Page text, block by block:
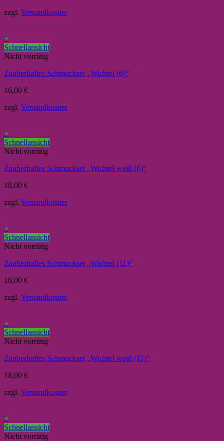
zzgl. Versandkosten
+
Schnellansicht
Nicht vorrätig
Zauberhaftes Schmuckset „Wichtel (6)“
16,00 €
zzgl. Versandkosten
+
Schnellansicht
Nicht vorrätig
Zauberhaftes Schmuckset „Wichtel weiß (6)“
18,00 €
zzgl. Versandkosten
+
Schnellansicht
Nicht vorrätig
Zauberhaftes Schmuckset „Wichtel (11)“
16,00 €
zzgl. Versandkosten
+
Schnellansicht
Nicht vorrätig
Zauberhaftes Schmuckset „Wichtel weiß (11)“
18,00 €
zzgl. Versandkosten
+
Schnellansicht
Nicht vorrätig